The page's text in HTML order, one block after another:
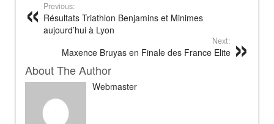
Previous:
Résultats Triathlon Benjamins et Minimes
aujourd’hui à Lyon
Next:
Maxence Bruyas en Finale des France Elite
About The Author
Webmaster